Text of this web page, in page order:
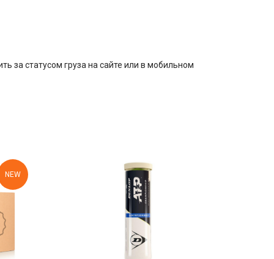
за статусом груза на сайте или в мобильном
NEW